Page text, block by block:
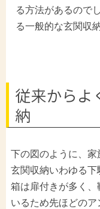
る方法があるので
る一般的な玄関収
従来からよ
納
下の図のように、
玄関収納いわゆる
箱は扉付きが多く
いるため先ほどのア